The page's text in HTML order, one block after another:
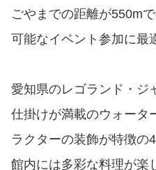
ごやまでの距離が550m
可能なイベント参加に最
愛知県のレゴランド・ジ
仕掛けが満載のウォータ
ラクターの装飾が特徴の
館内には多彩な料理が楽